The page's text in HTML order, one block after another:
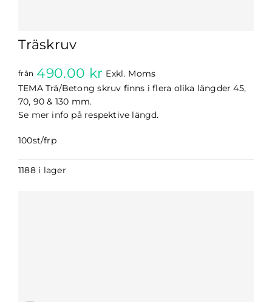
Träskruv
från 490.00 kr Exkl. Moms
TEMA Trä/Betong skruv finns i flera olika längder 45,
70, 90 & 130 mm.
Se mer info på respektive längd.
100st/frp
1188 i lager